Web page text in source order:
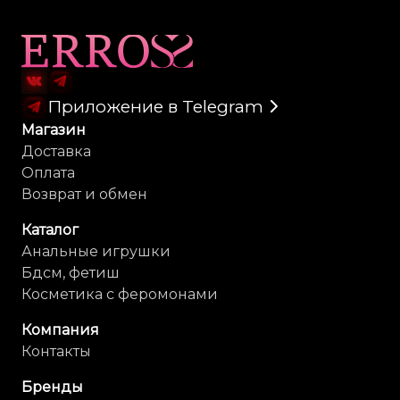
Хранить при комнатной температуре, избегая прямых
солнечных лучей и влажности.
Не наносить на область глаз или поврежденную кожу.
Не глотать и хранить в недоступном для детей месте.
Прекратите использование при появлении раздражения.
Приложение в Telegram
Магазин
Доставка
Оплата
Возврат и обмен
Каталог
Анальные игрушки
Бдсм, фетиш
Косметика с феромонами
Компания
Контакты
Бренды
Карта сайта